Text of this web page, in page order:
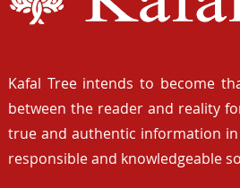
Kafal Tree intends to become
between the reader and reality
true and authentic information
responsible and knowledgeable